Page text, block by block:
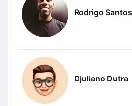
Rodrigo Santos
Djuliano Dutra